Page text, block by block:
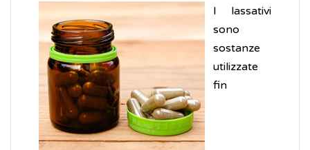
I lassativi
sono
sostanze
utilizzate
fin